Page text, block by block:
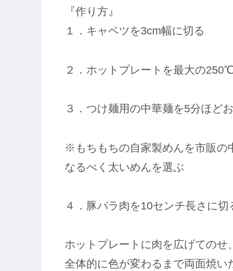
『作り方』
１．キャベツを3cm幅に切る
２．ホットプレートを最大の
３．つけ麺用の中華麺を5分ほど
※もちもちの自家製めんを市販の
なるべく太いめんを選ぶ
４．豚バラ肉を10センチ長さに切
ホットプレートに肉を広げてのせ、
全体的に色が変わるまで両面焼い